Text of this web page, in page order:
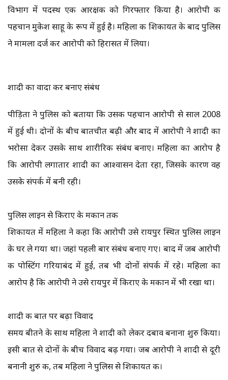
विभाग में पदस्थ एक आरक्षक को गिरफ्तार किया है। आरोपी की
पहचान मुकेश साहू के रूप में हुई है। महिला की शिकायत के बाद पुलिस
ने मामला दर्ज कर आरोपी को हिरासत में लिया।
शादी का वादा कर बनाए संबंध
पीड़िता ने पुलिस को बताया कि उसकी पहचान आरोपी से साल 2008
में हुई थी। दोनों के बीच बातचीत बढ़ी और बाद में आरोपी ने शादी का
भरोसा देकर उसके साथ शारीरिक संबंध बनाए। महिला का आरोप है
कि आरोपी लगातार शादी का आश्वासन देता रहा, जिसके कारण वह
उसके संपर्क में बनी रही।
पुलिस लाइन से किराए के मकान तक
शिकायत में महिला ने कहा कि आरोपी उसे रायपुर स्थित पुलिस लाइन
के घर ले गया था। जहां पहली बार संबंध बनाए गए। बाद में जब आरोपी
की पोस्टिंग गरियाबंद में हुई, तब भी दोनों संपर्क में रहे। महिला का
आरोप है कि आरोपी ने उसे रायपुर में किराए के मकान में भी रखा था।
शादी की बात पर बढ़ा विवाद
समय बीतने के साथ महिला ने शादी को लेकर दबाव बनाना शुरु किया।
इसी बात से दोनों के बीच विवाद बढ़ गया। जब आरोपी ने शादी से दूरी
बनानी शुरु की, तब महिला ने पुलिस से शिकायत की।